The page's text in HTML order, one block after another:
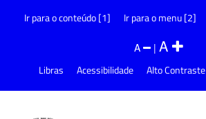
Ir para o conteúdo [1] Ir para o menu [2]
A |A
Libras Acessibilidade Alto Contraste